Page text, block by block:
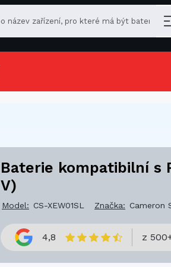
Baterie kompatibilní s
V)
Model: CS-XEW01SL Značka: Cameron
4,8 z